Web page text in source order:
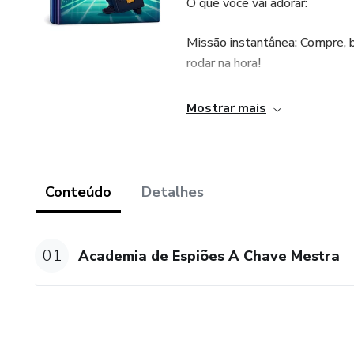
Missão instantânea: Compre,
rodar na hora!
Diversão ultra secreta:
Mostrar mais
Conteúdo Detalhes
01 Academia de Espiões A Chave Mestra